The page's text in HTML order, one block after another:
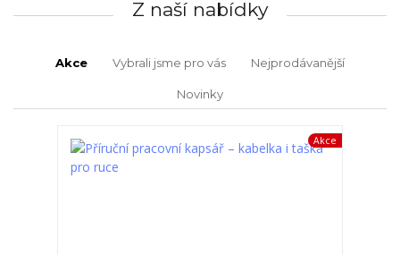
Z naší nabídky
Akce Vybrali jsme pro vás Nejprodávanější
Novinky
Akce